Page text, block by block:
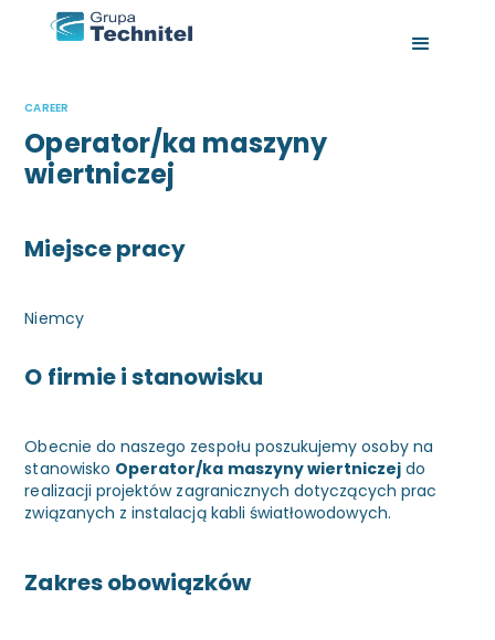
CAREER
Operator/ka maszyny
wiertniczej
Miejsce pracy
Niemcy
O firmie i stanowisku
Obecnie do naszego zespołu poszukujemy osoby na
stanowisko Operator/ka maszyny wiertniczej do
realizacji projektów zagranicznych dotyczących prac
związanych z instalacją kabli światłowodowych.
Zakres obowiązków